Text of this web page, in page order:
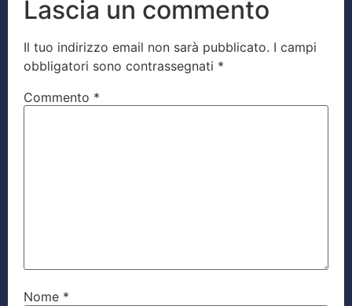
Lascia un commento
Il tuo indirizzo email non sarà pubblicato. I campi
obbligatori sono contrassegnati *
Commento *
Nome *